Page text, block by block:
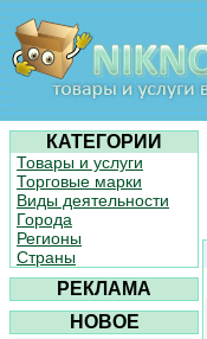
КАТЕГОРИИ
Товары и услуги
Торговые марки
Виды деятельности
Города
Регионы
Страны
РЕКЛАМА
НОВОЕ